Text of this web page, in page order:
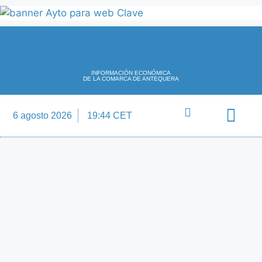
INFORMACIÓN ECONÓMICA
DE LA COMARCA DE ANTEQUERA
6 agosto 2026 19:44 CET